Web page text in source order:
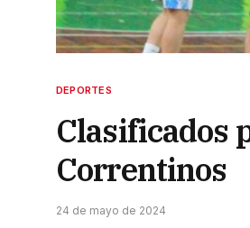
DEPORTES
Clasificados
Correntinos
24 de mayo de 2024